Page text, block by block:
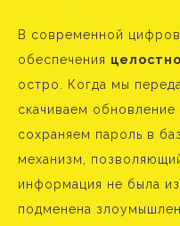
В современной
обеспечения
остро. Когда мы
скачиваем
сохраняем пароль в
механизм,
информация не была
подменена